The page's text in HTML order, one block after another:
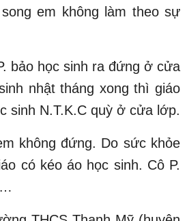
em không làm theo sự
bảo học sinh ra đứng ở cửa
nhật tháng xong thì giáo
sinh N.T.K.C quỳ ở cửa lớp.
không đứng. Do sức khỏe
có kéo áo học sinh. Cô P.